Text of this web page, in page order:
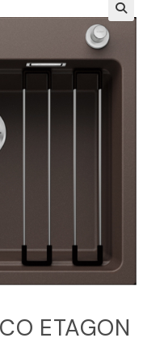
ETAGON